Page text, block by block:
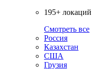
195+ локаций
Смотреть все
Россия
Казахстан
США
Грузия